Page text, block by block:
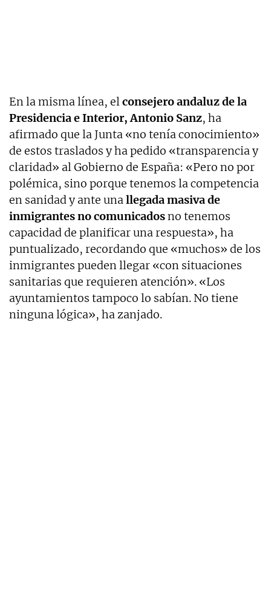
En la misma línea, elconsejero andaluz de la
Presidencia e Interior, Antonio Sanz, ha
afirmado que la Junta «no tenía conocimiento»
de estos traslados y ha pedido «transparencia y
claridad» al Gobierno de España: «Pero no por
polémica, sino porque tenemos la competencia
en sanidad y ante unallegada masiva de
inmigrantes no comunicadosno tenemos
capacidad de planificar una respuesta», ha
puntualizado, recordando que «muchos» de los
inmigrantes pueden llegar «con situaciones
sanitarias que requieren atención». «Los
ayuntamientos tampoco lo sabían. No tiene
ninguna lógica», ha zanjado.